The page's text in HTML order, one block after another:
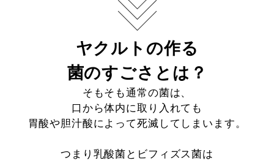
ヤクルトの作る
菌のすごさとは？
そもそも通常の菌は、
口から体内に取り入れても
胃酸や胆汁酸によって死滅してしまいます。
つまり乳酸菌とビフィズス菌は